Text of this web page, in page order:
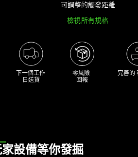
可調整的觸發距離
檢視所有規格
下一個工作
日送貨
零風險
回報
完善的
家設備等你發掘